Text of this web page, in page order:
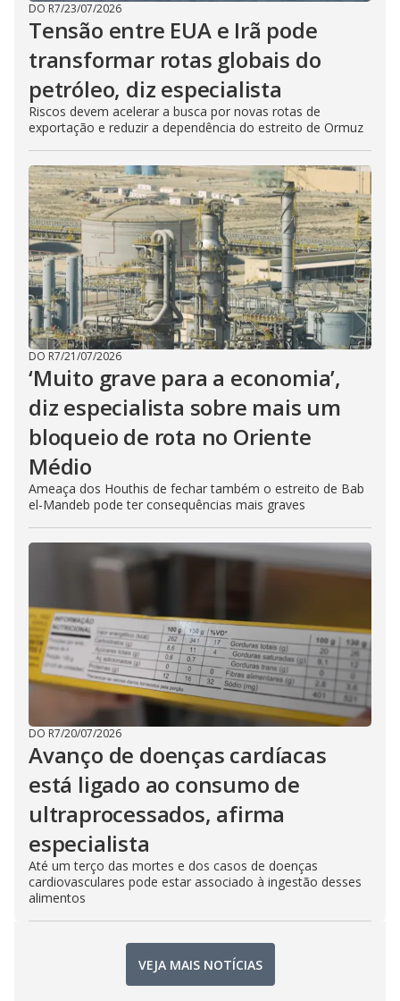
DO R7/23/07/2026
Tensão entre EUA e Irã pode
transformar rotas globais do
petróleo, diz especialista
Riscos devem acelerar a busca por novas rotas de
exportação e reduzir a dependência do estreito de Ormuz
DO R7/21/07/2026
‘Muito grave para a economia’,
diz especialista sobre mais um
bloqueio de rota no Oriente
Médio
Ameaça dos Houthis de fechar também o estreito de Bab
el-Mandeb pode ter consequências mais graves
DO R7/20/07/2026
Avanço de doenças cardíacas
está ligado ao consumo de
ultraprocessados, afirma
especialista
Até um terço das mortes e dos casos de doenças
cardiovasculares pode estar associado à ingestão desses
alimentos
VEJA MAIS NOTÍCIAS